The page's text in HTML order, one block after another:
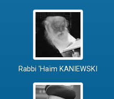
Rabbi 'Haïm KANIEWSKI